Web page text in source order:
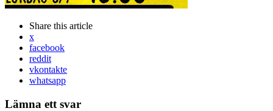
Share this article
x
facebook
reddit
vkontakte
whatsapp
Lämna ett svar